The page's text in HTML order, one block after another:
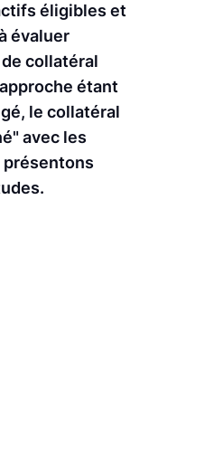
éligibles et
évaluer
collatéral
étant
le collatéral
avec les
présentons